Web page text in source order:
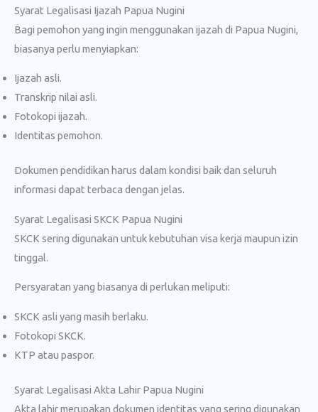
Syarat Legalisasi Ijazah Papua Nugini
Bagi pemohon yang ingin menggunakan ijazah di Papua Nugini,
biasanya perlu menyiapkan:
Ijazah asli.
Transkrip nilai asli.
Fotokopi ijazah.
Identitas pemohon.
Dokumen pendidikan harus dalam kondisi baik dan seluruh
informasi dapat terbaca dengan jelas.
Syarat Legalisasi SKCK Papua Nugini
SKCK sering digunakan untuk kebutuhan visa kerja maupun izin
tinggal.
Persyaratan yang biasanya di perlukan meliputi:
SKCK asli yang masih berlaku.
Fotokopi SKCK.
KTP atau paspor.
Syarat Legalisasi Akta Lahir Papua Nugini
Akta lahir merupakan dokumen identitas yang sering digunakan